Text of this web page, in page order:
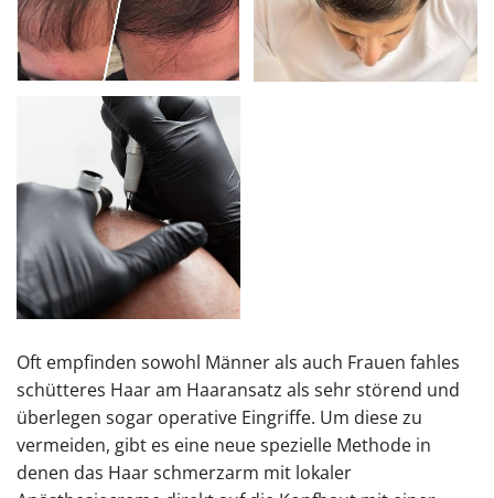
Oft empfinden sowohl Männer als auch Frauen fahles
schütteres Haar am Haaransatz als sehr störend und
überlegen sogar operative Eingriffe. Um diese zu
vermeiden, gibt es eine neue spezielle Methode in
denen das Haar schmerzarm mit lokaler